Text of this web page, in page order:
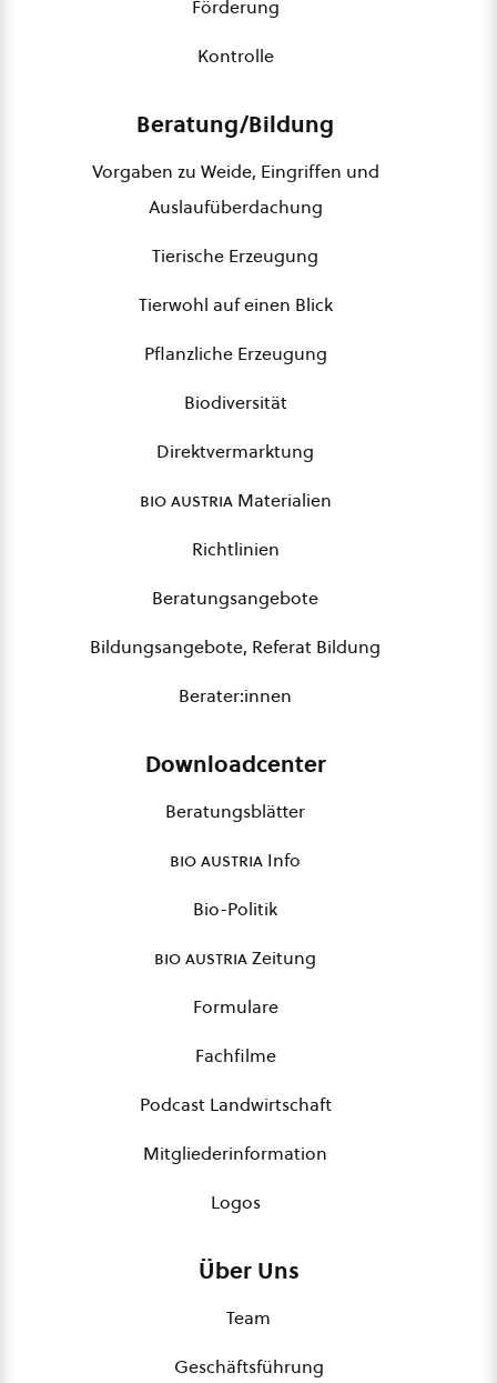
Förderung
Kontrolle
Beratung/Bildung
Vorgaben zu Weide, Eingriffen und
Auslaufüberdachung
Tierische Erzeugung
Tierwohl auf einen Blick
Pflanzliche Erzeugung
Biodiversität
Direktvermarktung
bio austriaMaterialien
Richtlinien
Beratungsangebote
Bildungsangebote, Referat Bildung
Berater:innen
Downloadcenter
Beratungsblätter
bio austria Info
Bio-Politik
bio austriaZeitung
Formulare
Fachfilme
Podcast Landwirtschaft
Mitgliederinformation
Logos
Über Uns
Team
Geschäftsführung